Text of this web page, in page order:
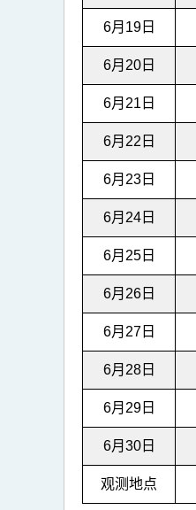
6月19日
6月20日
6月21日
6月22日
6月23日
6月24日
6月25日
6月26日
6月27日
6月28日
6月29日
6月30日
观测地点